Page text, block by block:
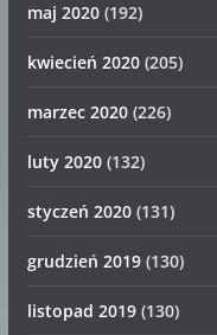
maj 2020(192)
kwiecień 2020(205)
marzec 2020(226)
luty 2020(132)
styczeń 2020(131)
grudzień 2019(130)
listopad 2019(130)